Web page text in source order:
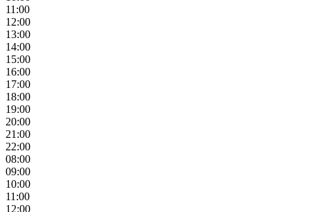
11:00
12:00
13:00
14:00
15:00
16:00
17:00
18:00
19:00
20:00
21:00
22:00
08:00
09:00
10:00
11:00
12:00